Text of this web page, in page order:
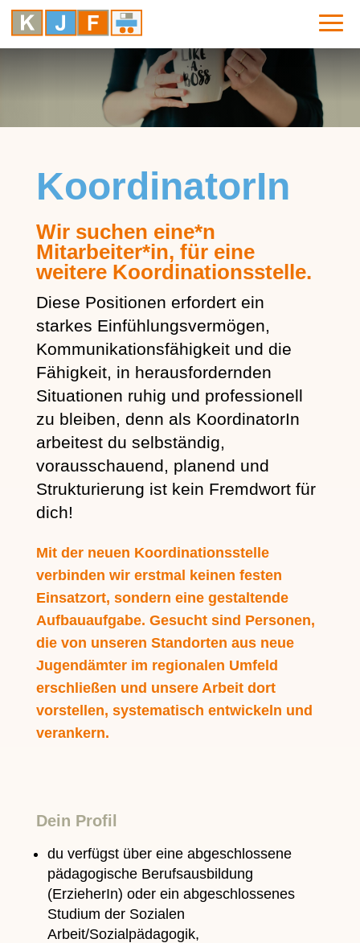
KoordinatorIn
Wir suchen eine*n
Mitarbeiter*in, für eine
weitere Koordinationsstelle.
Diese Positionen erfordert ein
starkes Einfühlungsvermögen,
Kommunikationsfähigkeit und die
Fähigkeit, in herausfordernden
Situationen ruhig und professionell
zu bleiben, denn als KoordinatorIn
arbeitest du selbständig,
vorausschauend, planend und
Strukturierung ist kein Fremdwort für
dich!
Mit der neuen Koordinationsstelle
verbinden wir erstmal keinen festen
Einsatzort, sondern eine gestaltende
Aufbauaufgabe. Gesucht sind Personen,
die von unseren Standorten aus neue
Jugendämter im regionalen Umfeld
erschließen und unsere Arbeit dort
vorstellen, systematisch entwickeln und
verankern.
Dein Profil
du verfügst über eine abgeschlossene
pädagogische Berufsausbildung
(ErzieherIn) oder ein abgeschlossenes
Studium der Sozialen
Arbeit/Sozialpädagogik,